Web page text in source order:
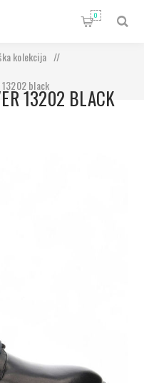
0
kolekcija
/
13202 black13202 BLACK